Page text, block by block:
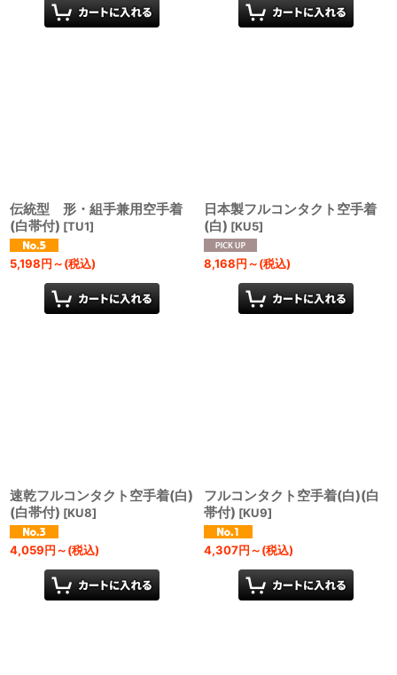
伝統型 形・組手兼用空手着
(白帯付) [TU1]
5,198円～(税込)
日本製フルコンタクト空手着
(白) [KU5]
8,168円～(税込)
速乾フルコンタクト空手着(白)
(白帯付) [KU8]
4,059円～(税込)
フルコンタクト空手着(白)(白
帯付) [KU9]
4,307円～(税込)